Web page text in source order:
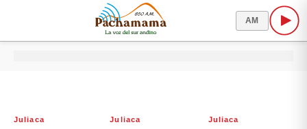
AM
Juliaca Juliaca Juliaca